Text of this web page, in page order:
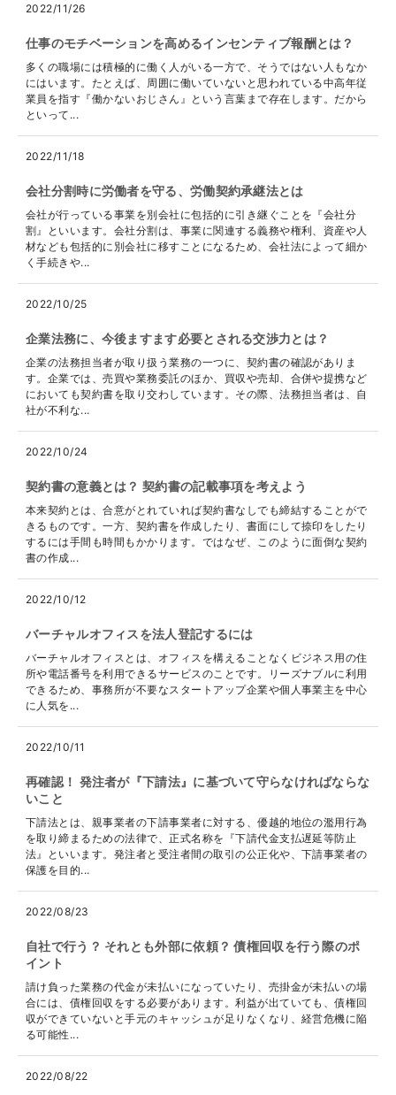
2022/11/26
仕事のモチベーションを高めるインセンティブ報酬とは？
多くの職場には積極的に働く人がいる一方で、そうではない人もなか
にはいます。たとえば、周囲に働いていないと思われている中高年従
業員を指す『働かないおじさん』という言葉まで存在します。だから
といって...
2022/11/18
会社分割時に労働者を守る、労働契約承継法とは
会社が行っている事業を別会社に包括的に引き継ぐことを『会社分
割』といいます。会社分割は、事業に関連する義務や権利、資産や人
材なども包括的に別会社に移すことになるため、会社法によって細か
く手続きや...
2022/10/25
企業法務に、今後ますます必要とされる交渉力とは？
企業の法務担当者が取り扱う業務の一つに、契約書の確認がありま
す。企業では、売買や業務委託のほか、買収や売却、合併や提携など
においても契約書を取り交わしています。その際、法務担当者は、自
社が不利な...
2022/10/24
契約書の意義とは？ 契約書の記載事項を考えよう
本来契約とは、合意がとれていれば契約書なしでも締結することがで
きるものです。一方、契約書を作成したり、書面にして捺印をしたり
するには手間も時間もかかります。ではなぜ、このように面倒な契約
書の作成...
2022/10/12
バーチャルオフィスを法人登記するには
バーチャルオフィスとは、オフィスを構えることなくビジネス用の住
所や電話番号を利用できるサービスのことです。リーズナブルに利用
できるため、事務所が不要なスタートアップ企業や個人事業主を中心
に人気を...
2022/10/11
再確認！ 発注者が『下請法』に基づいて守らなければならな
いこと
下請法とは、親事業者の下請事業者に対する、優越的地位の濫用行為
を取り締まるための法律で、正式名称を『下請代金支払遅延等防止
法』といいます。発注者と受注者間の取引の公正化や、下請事業者の
保護を目的...
2022/08/23
自社で行う？ それとも外部に依頼？ 債権回収を行う際のポ
イント
請け負った業務の代金が未払いになっていたり、売掛金が未払いの場
合には、債権回収をする必要があります。利益が出ていても、債権回
収ができていないと手元のキャッシュが足りなくなり、経営危機に陥
る可能性...
2022/08/22